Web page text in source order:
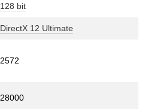
128 bit
DirectX 12 Ultimate
2572
28000